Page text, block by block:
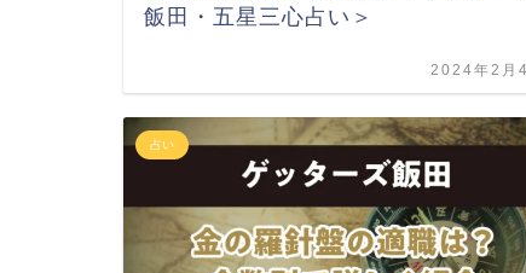
飯田・五星三心占い＞
2024年2月4
占い